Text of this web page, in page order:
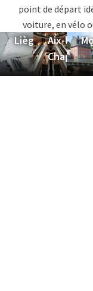
point de départ
voiture, en vélo
Liège Aix-la-
Chapelle